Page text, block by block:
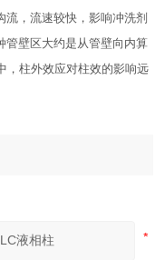
，流速较快，影响冲洗剂
管壁区大约是从管壁向内算
，柱外效应对柱效的影响远